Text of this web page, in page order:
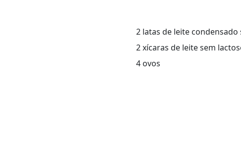
2 latas de leite condensado
2 xícaras de leite sem
4 ovos